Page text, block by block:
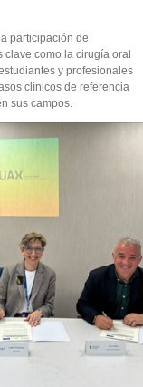
participación de
como la cirugía oral
y profesionales
clínicos de referencia
sus campos.